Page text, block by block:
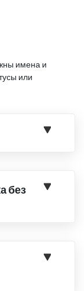
имена и
или
без